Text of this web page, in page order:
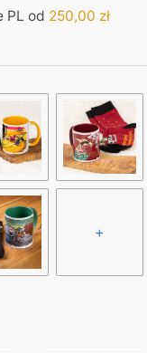
PL od 250,00 zł
+